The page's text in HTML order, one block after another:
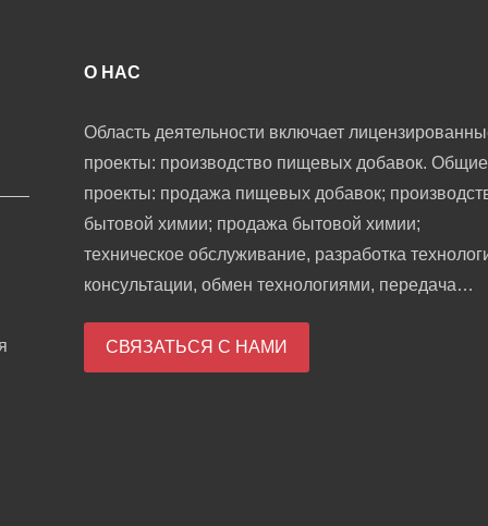
О НАС
Область деятельности включает
проекты: производство пищевых добавок. Общие
проекты: продажа пищевых добавок;
бытовой химии; продажа бытовой химии;
техническое обслуживание, разработка
консультации, обмен технологиями, передача
исследования и разработки в области
кормов; разработка промышленных ферментов;
СВЯЗАТЬСЯ С НАМИ